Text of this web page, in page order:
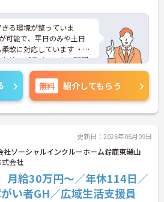
きる環境が整っていま
可能で、平日のみや土日
軟に対応しています ・残
め、プライベートの時間
すい環境です【現場の負
が充実しています】・お
サービスを利用してお
ているため安心してお仕
す・夜間も複数名のスタ
環境です【充実した待遇で
ています】 駐車場を完備
ご通勤も可能です・超過
は1分単位で正確に支給
2回の昇給の機会が設け
無料 紹介してもらう
更新日：2026年06月09日
社ソーシャルインクルーホーム鈴鹿東磯山
会社
月給30万円～／年休114日／
い者GH／広域生活支援員